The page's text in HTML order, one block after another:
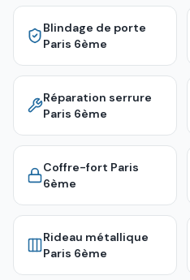
Blindage de porte
Paris 6ème
Réparation serrure
Paris 6ème
Coffre-fort Paris
6ème
Rideau métallique
Paris 6ème